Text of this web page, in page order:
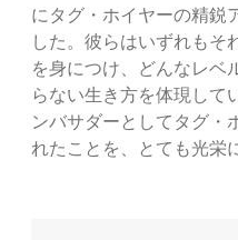
にタグ・ホイヤーの精鋭
した。彼らはいずれもそ
を身につけ、どんなレベ
らない生き方を体現して
ンバサダーとしてタグ・
れたことを、とても光栄